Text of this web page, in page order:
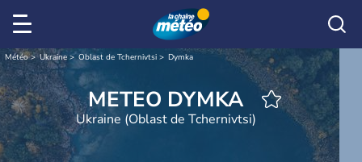
Météo Ukraine Oblast de Tchernivtsi Dymka
METEO DYMKA
Ukraine (Oblast de Tchernivtsi)